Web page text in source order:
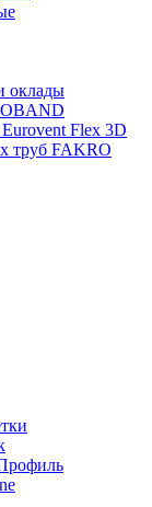
оклады
Flex 3D
труб FAKRO